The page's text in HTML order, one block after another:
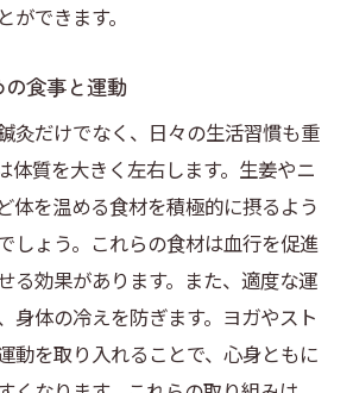
ができます。
食事と運動
灸だけでなく、日々の生活習慣も重
体質を大きく左右します。生姜やニ
体を温める食材を積極的に摂るよう
しょう。これらの食材は血行を促進
る効果があります。また、適度な運
身体の冷えを防ぎます。ヨガやスト
動を取り入れることで、心身ともに